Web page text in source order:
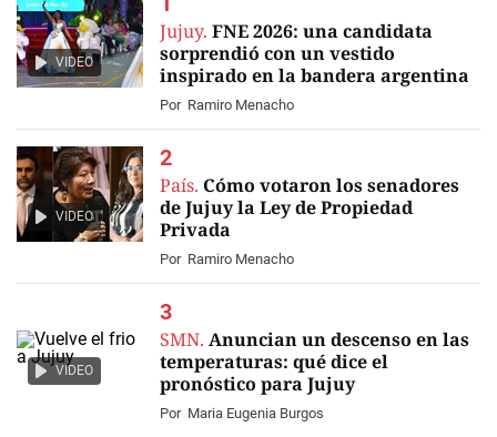
VIDEO
Jujuy. FNE 2026: una candidata
sorprendió con un vestido
inspirado en la bandera argentina
Por Ramiro Menacho
VIDEO
País. Cómo votaron los senadores
de Jujuy la Ley de Propiedad
Privada
Por Ramiro Menacho
VIDEO
SMN. Anuncian un descenso en las
temperaturas: qué dice el
pronóstico para Jujuy
Por Maria Eugenia Burgos